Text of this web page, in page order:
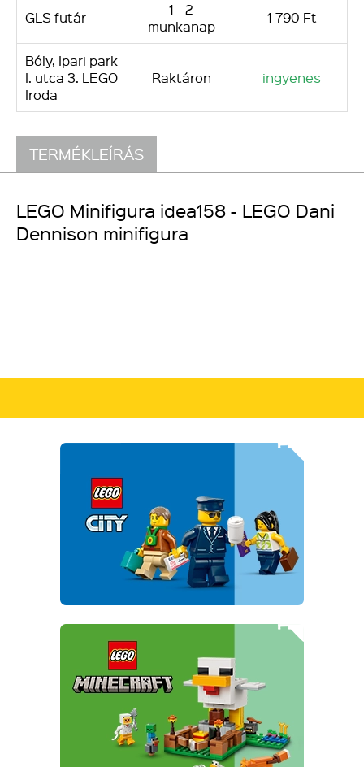
GLS futár
1 - 2
munkanap
1 790 Ft
Bóly, Ipari park
I. utca 3. LEGO
Iroda
Raktáron ingyenes
TERMÉKLEÍRÁS
LEGO Minifigura idea158 - LEGO Dani
Dennison minifigura